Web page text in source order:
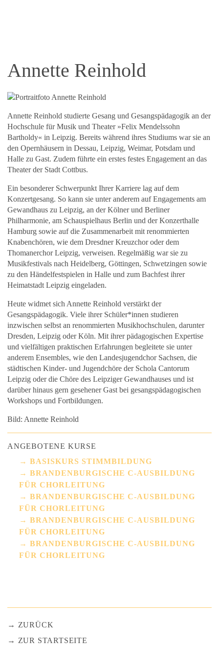
Annette Reinhold
Annette Reinhold studierte Gesang und Gesangspädagogik an der
Hochschule für Musik und Theater »Felix Mendelssohn
Bartholdy« in Leipzig. Bereits während ihres Studiums war sie an
den Opernhäusern in Dessau, Leipzig, Weimar, Potsdam und
Halle zu Gast. Zudem führte ein erstes festes Engagement an das
Theater der Stadt Cottbus.
Ein besonderer Schwerpunkt Ihrer Karriere lag auf dem
Konzertgesang. So kann sie unter anderem auf Engagements am
Gewandhaus zu Leipzig, an der Kölner und Berliner
Philharmonie, am Schauspielhaus Berlin und der Konzerthalle
Hamburg sowie auf die Zusammenarbeit mit renommierten
Knabenchören, wie dem Dresdner Kreuzchor oder dem
Thomanerchor Leipzig, verweisen. Regelmäßig war sie zu
Musikfestivals nach Heidelberg, Göttingen, Schwetzingen sowie
zu den Händelfestspielen in Halle und zum Bachfest ihrer
Heimatstadt Leipzig eingeladen.
Heute widmet sich Annette Reinhold verstärkt der
Gesangspädagogik. Viele ihrer Schüler*innen studieren
inzwischen selbst an renommierten Musikhochschulen, darunter
Dresden, Leipzig oder Köln. Mit ihrer pädagogischen Expertise
und vielfältigen praktischen Erfahrungen begleitete sie unter
anderem Ensembles, wie den Landesjugendchor Sachsen, die
städtischen Kinder- und Jugendchöre der Schola Cantorum
Leipzig oder die Chöre des Leipziger Gewandhauses und ist
darüber hinaus gern gesehener Gast bei gesangspädagogischen
Workshops und Fortbildungen.
Bild: Annette Reinhold
ANGEBOTENE KURSE
BASISKURS STIMMBILDUNG
BRANDENBURGISCHE C-AUSBILDUNG
FÜR CHORLEITUNG
BRANDENBURGISCHE C-AUSBILDUNG
FÜR CHORLEITUNG
BRANDENBURGISCHE C-AUSBILDUNG
FÜR CHORLEITUNG
BRANDENBURGISCHE C-AUSBILDUNG
FÜR CHORLEITUNG
ZURÜCK
ZUR STARTSEITE